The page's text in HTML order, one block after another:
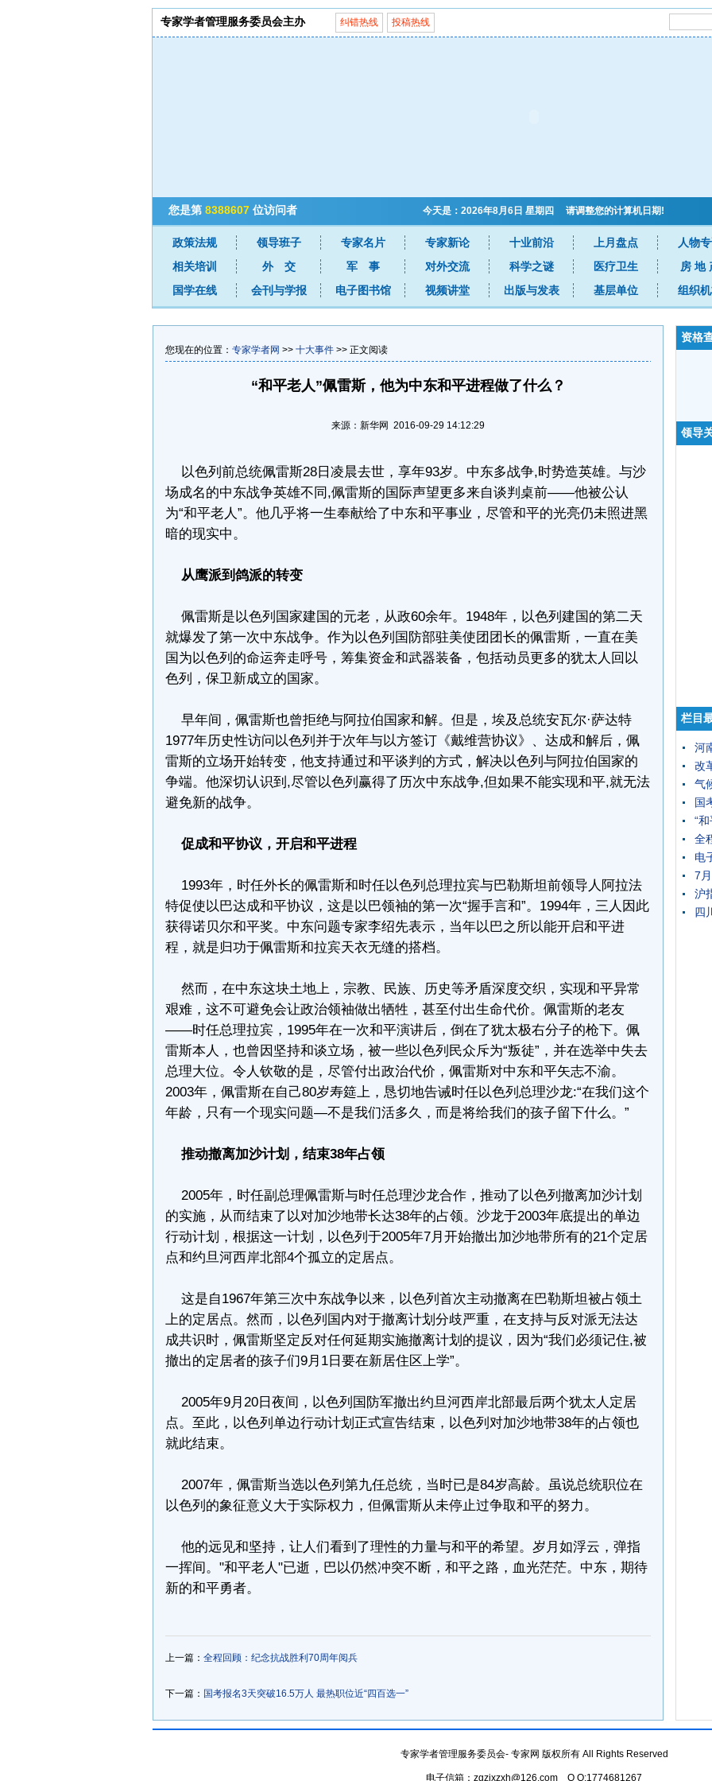
专家学者管理服务委员会主办 纠错热线 投稿热线
您是第 8388607 位访问者 今天是：2026年8月6日 星期四 请调整您的计算机日期!
政策法规 领导班子 专家名片 专家新论 十业前沿 上月盘点
人物
相关培训
外 交 军 事 对外交流 科学之谜 医疗卫生
房 地
国学在线
会刊与学报 电子图书馆 视频讲堂 出版与发表 基层单位 组织
您现在的位置： 专家学者网 >> 十大事件 >> 正文阅读
“和平老人”佩雷斯，他为中东和平进程做了什么？
来源：新华网 2016-09-29 14:12:29
以色列前总统佩雷斯28日凌晨去世，享年93岁。中东多战争,时势造英雄。与沙
场成名的中东战争英雄不同,佩雷斯的国际声望更多来自谈判桌前——他被公认
为“和平老人”。他几乎将一生奉献给了中东和平事业，尽管和平的光亮仍未照进黑
暗的现实中。
从鹰派到鸽派的转变
佩雷斯是以色列国家建国的元老，从政60余年。1948年，以色列建国的第二天
就爆发了第一次中东战争。作为以色列国防部驻美使团团长的佩雷斯，一直在美
国为以色列的命运奔走呼号，筹集资金和武器装备，包括动员更多的犹太人回以
色列，保卫新成立的国家。
早年间，佩雷斯也曾拒绝与阿拉伯国家和解。但是，埃及总统安瓦尔·萨达特
1977年历史性访问以色列并于次年与以方签订《戴维营协议》、达成和解后，佩
雷斯的立场开始转变，他支持通过和平谈判的方式，解决以色列与阿拉伯国家的
争端。他深切认识到,尽管以色列赢得了历次中东战争,但如果不能实现和平,就无法
避免新的战争。
促成和平协议，开启和平进程
1993年，时任外长的佩雷斯和时任以色列总理拉宾与巴勒斯坦前领导人阿拉法
特促使以巴达成和平协议，这是以巴领袖的第一次“握手言和”。1994年，三人因此
获得诺贝尔和平奖。中东问题专家李绍先表示，当年以巴之所以能开启和平进
程，就是归功于佩雷斯和拉宾天衣无缝的搭档。
然而，在中东这块土地上，宗教、民族、历史等矛盾深度交织，实现和平异常
艰难，这不可避免会让政治领袖做出牺牲，甚至付出生命代价。佩雷斯的老友
——时任总理拉宾，1995年在一次和平演讲后，倒在了犹太极右分子的枪下。佩
雷斯本人，也曾因坚持和谈立场，被一些以色列民众斥为“叛徒”，并在选举中失去
总理大位。令人钦敬的是，尽管付出政治代价，佩雷斯对中东和平矢志不渝。
2003年，佩雷斯在自己80岁寿筵上，恳切地告诫时任以色列总理沙龙:“在我们这个
年龄，只有一个现实问题—不是我们活多久，而是将给我们的孩子留下什么。”
推动撤离加沙计划，结束38年占领
2005年，时任副总理佩雷斯与时任总理沙龙合作，推动了以色列撤离加沙计划
的实施，从而结束了以对加沙地带长达38年的占领。沙龙于2003年底提出的单边
行动计划，根据这一计划，以色列于2005年7月开始撤出加沙地带所有的21个定居
点和约旦河西岸北部4个孤立的定居点。
这是自1967年第三次中东战争以来，以色列首次主动撤离在巴勒斯坦被占领土
上的定居点。然而，以色列国内对于撤离计划分歧严重，在支持与反对派无法达
成共识时，佩雷斯坚定反对任何延期实施撤离计划的提议，因为“我们必须记住,被
撤出的定居者的孩子们9月1日要在新居住区上学”。
2005年9月20日夜间，以色列国防军撤出约旦河西岸北部最后两个犹太人定居
点。至此，以色列单边行动计划正式宣告结束，以色列对加沙地带38年的占领也
就此结束。
2007年，佩雷斯当选以色列第九任总统，当时已是84岁高龄。虽说总统职位在
以色列的象征意义大于实际权力，但佩雷斯从未停止过争取和平的努力。
他的远见和坚持，让人们看到了理性的力量与和平的希望。岁月如浮云，弹指
一挥间。"和平老人"已逝，巴以仍然冲突不断，和平之路，血光茫茫。中东，期待
新的和平勇者。
上一篇： 全程回顾：纪念抗战胜利70周年阅兵
下一篇： 国考报名3天突破16.5万人 最热职位近“四百选一”
资格
领导
栏目
河
改
气
国
“
全
电
7
沪
四
专家学者管理服务委员会- 专家网 版权所有 All Rights Reserved
电子信箱：zgzjxzxh@126.com Q Q:1774681267